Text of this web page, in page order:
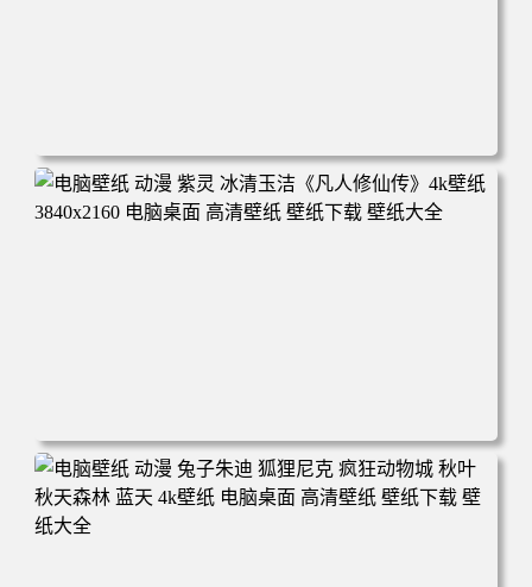
电脑壁纸 动漫 凡人修仙传 韩立 结婴 4k壁纸 3840x2160 电
脑桌面 高清壁纸 壁纸下载 壁纸大全
电脑壁纸 动漫 紫灵 冰清玉洁《凡人修仙传》4k壁纸 3840x2
160 电脑桌面 高清壁纸 壁纸下载 壁纸大全